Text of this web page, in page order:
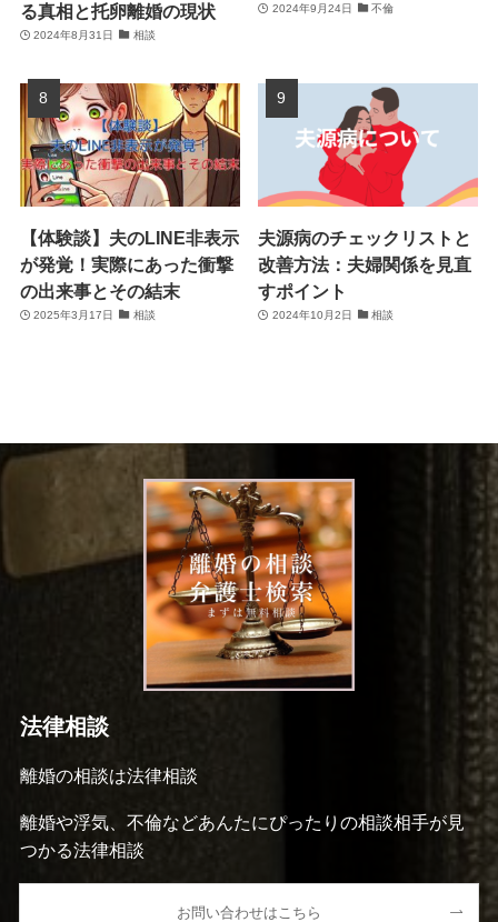
る真相と托卵離婚の現状
2024年8月31日 相談
2024年9月24日 不倫
【体験談】夫のLINE非表示
が発覚！実際にあった衝撃
の出来事とその結末
2025年3月17日 相談
夫源病のチェックリストと
改善方法：夫婦関係を見直
すポイント
2024年10月2日 相談
法律相談
離婚の相談は法律相談
離婚や浮気、不倫などあんたにぴったりの相談相手が見
つかる法律相談
お問い合わせはこちら